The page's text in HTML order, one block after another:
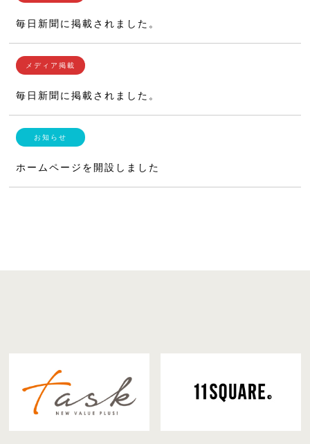
毎日新聞に掲載されました。
毎日新聞に掲載されました。
ホームページを開設しました